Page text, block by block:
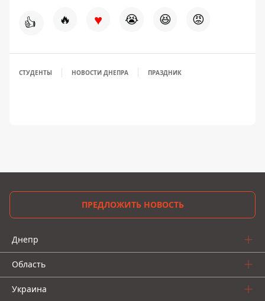
👍 🔥 ♥ 😭 😆 😡
СТУДЕНТЫ НОВОСТИ ДНЕПРА ПРАЗДНИК
ПРЕДЛОЖИТЬ НОВОСТЬ
Днепр
Область
Украина